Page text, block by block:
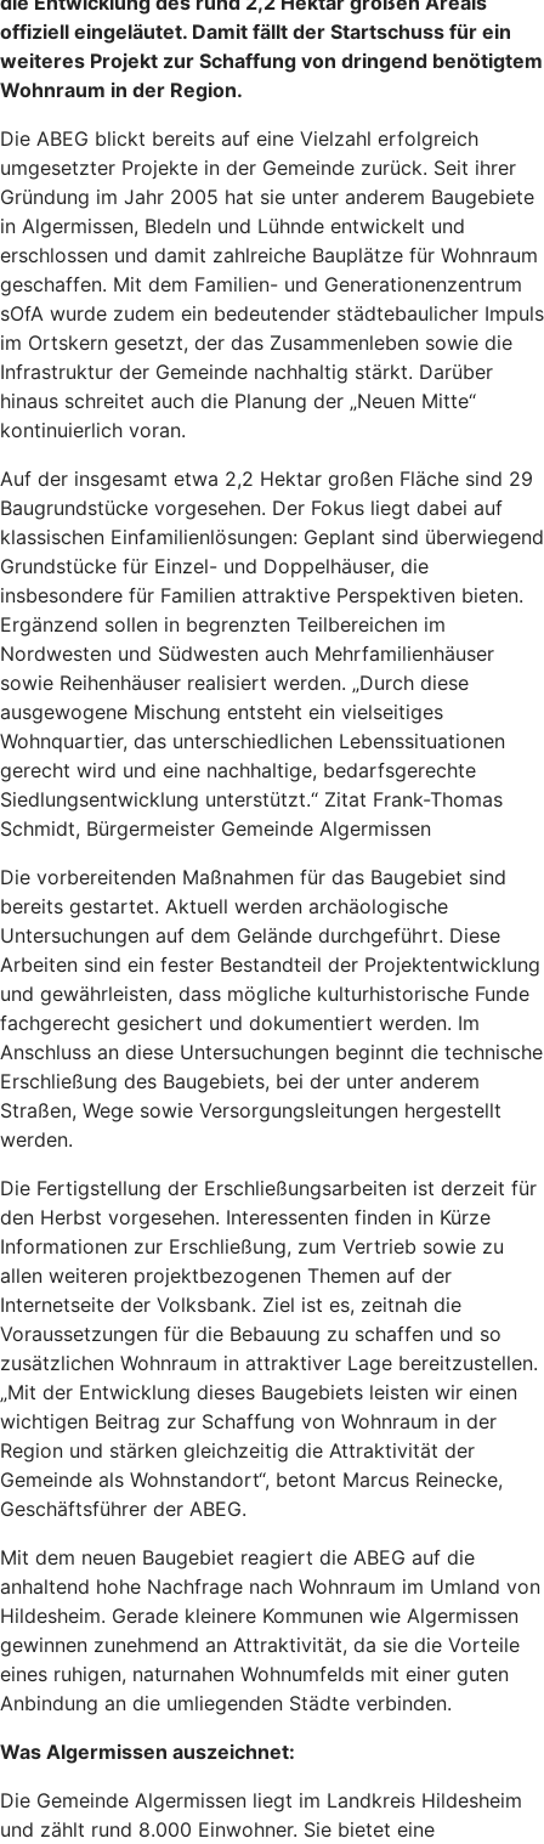
offiziell eingeläutet. Damit fällt der Startschuss für ein
weiteres Projekt zur Schaffung von dringend benötigtem
Wohnraum in der Region.
Die ABEG blickt bereits auf eine Vielzahl erfolgreich
umgesetzter Projekte in der Gemeinde zurück. Seit ihrer
Gründung im Jahr 2005 hat sie unter anderem Baugebiete
in Algermissen, Bledeln und Lühnde entwickelt und
erschlossen und damit zahlreiche Bauplätze für Wohnraum
geschaffen. Mit dem Familien- und Generationenzentrum
sOfA wurde zudem ein bedeutender städtebaulicher Impuls
im Ortskern gesetzt, der das Zusammenleben sowie die
Infrastruktur der Gemeinde nachhaltig stärkt. Darüber
hinaus schreitet auch die Planung der „Neuen Mitte“
kontinuierlich voran.
Auf der insgesamt etwa 2,2 Hektar großen Fläche sind 29
Baugrundstücke vorgesehen. Der Fokus liegt dabei auf
klassischen Einfamilienlösungen: Geplant sind überwiegend
Grundstücke für Einzel- und Doppelhäuser, die
insbesondere für Familien attraktive Perspektiven bieten.
Ergänzend sollen in begrenzten Teilbereichen im
Nordwesten und Südwesten auch Mehrfamilienhäuser
sowie Reihenhäuser realisiert werden. „Durch diese
ausgewogene Mischung entsteht ein vielseitiges
Wohnquartier, das unterschiedlichen Lebenssituationen
gerecht wird und eine nachhaltige, bedarfsgerechte
Siedlungsentwicklung unterstützt.“ Zitat Frank-Thomas
Schmidt, Bürgermeister Gemeinde Algermissen
Die vorbereitenden Maßnahmen für das Baugebiet sind
bereits gestartet. Aktuell werden archäologische
Untersuchungen auf dem Gelände durchgeführt. Diese
Arbeiten sind ein fester Bestandteil der Projektentwicklung
und gewährleisten, dass mögliche kulturhistorische Funde
fachgerecht gesichert und dokumentiert werden. Im
Anschluss an diese Untersuchungen beginnt die technische
Erschließung des Baugebiets, bei der unter anderem
Straßen, Wege sowie Versorgungsleitungen hergestellt
werden.
Die Fertigstellung der Erschließungsarbeiten ist derzeit für
den Herbst vorgesehen. Interessenten finden in Kürze
Informationen zur Erschließung, zum Vertrieb sowie zu
allen weiteren projektbezogenen Themen auf der
Internetseite der Volksbank. Ziel ist es, zeitnah die
Voraussetzungen für die Bebauung zu schaffen und so
zusätzlichen Wohnraum in attraktiver Lage bereitzustellen.
„Mit der Entwicklung dieses Baugebiets leisten wir einen
wichtigen Beitrag zur Schaffung von Wohnraum in der
Region und stärken gleichzeitig die Attraktivität der
Gemeinde als Wohnstandort“, betont Marcus Reinecke,
Geschäftsführer der ABEG.
Mit dem neuen Baugebiet reagiert die ABEG auf die
anhaltend hohe Nachfrage nach Wohnraum im Umland von
Hildesheim. Gerade kleinere Kommunen wie Algermissen
gewinnen zunehmend an Attraktivität, da sie die Vorteile
eines ruhigen, naturnahen Wohnumfelds mit einer guten
Anbindung an die umliegenden Städte verbinden.
Was Algermissen auszeichnet:
Die Gemeinde Algermissen liegt im Landkreis Hildesheim
und zählt rund 8.000 Einwohner. Sie bietet eine